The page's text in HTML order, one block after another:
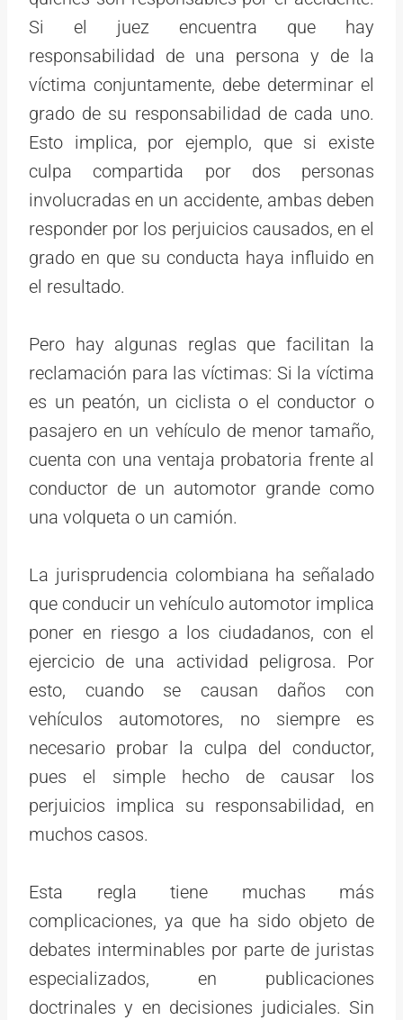
Si el juez encuentra que hay
responsabilidad de una persona y de la
víctima conjuntamente, debe determinar el
grado de su responsabilidad de cada uno.
Esto implica, por ejemplo, que si existe
culpa compartida por dos personas
involucradas en un accidente, ambas deben
responder por los perjuicios causados, en el
grado en que su conducta haya influido en
el resultado.
Pero hay algunas reglas que facilitan la
reclamación para las víctimas: Si la víctima
es un peatón, un ciclista o el conductor o
pasajero en un vehículo de menor tamaño,
cuenta con una ventaja probatoria frente al
conductor de un automotor grande como
una volqueta o un camión.
La jurisprudencia colombiana ha señalado
que conducir un vehículo automotor implica
poner en riesgo a los ciudadanos, con el
ejercicio de una actividad peligrosa. Por
esto, cuando se causan daños con
vehículos automotores, no siempre es
necesario probar la culpa del conductor,
pues el simple hecho de causar los
perjuicios implica su responsabilidad, en
muchos casos.
Esta regla tiene muchas más
complicaciones, ya que ha sido objeto de
debates interminables por parte de juristas
especializados, en publicaciones
doctrinales y en decisiones judiciales. Sin